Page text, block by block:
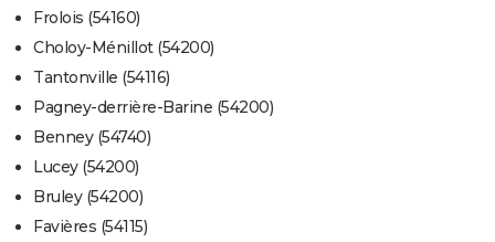
Frolois (54160)
Choloy-Ménillot (54200)
Tantonville (54116)
Pagney-derrière-Barine (54200)
Benney (54740)
Lucey (54200)
Bruley (54200)
Favières (54115)